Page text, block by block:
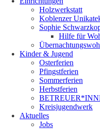
Holzwerkstatt
Koblenzer
Sophie
Hilfe für
Kinder & Jugend
Osterferien
Pfingstferien
Sommerferien
Herbstferien
Kreisjugendwerk
Aktuelles
Jobs